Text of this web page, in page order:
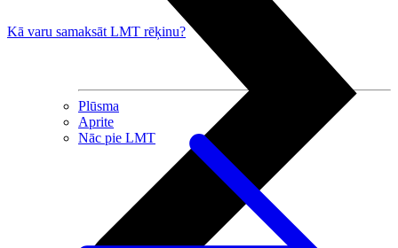
Plūsma
Aprite
Nāc pie LMT
Kā varu samaksāt LMT rēķinu?